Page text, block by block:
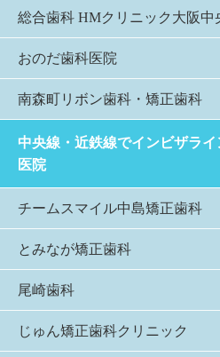
総合歯科 HMクリニック大阪中
おのだ歯科医院
南森町リボン歯科・矯正歯科
中央線・近鉄線でインビザラ
医院
チームスマイル中島矯正歯科
とみなが矯正歯科
尾崎歯科
じゅん矯正歯科クリニック